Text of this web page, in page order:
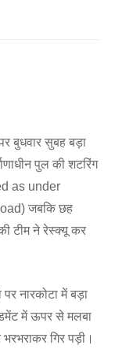
बुधवार सुबह बड़ा
पुल की शटरिंग
as under
जबकि छह
टीम ने रेस्क्यू कर
नारकोटा में बड़ा
में ऊपर से मलबा
गिर पड़ी।